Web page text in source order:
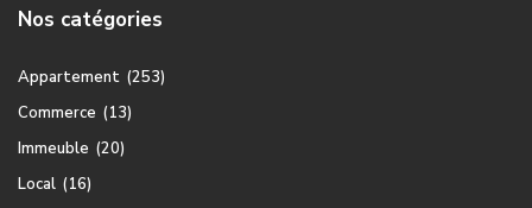
Nos catégories
Appartement (253)
Commerce (13)
Immeuble (20)
Local (16)